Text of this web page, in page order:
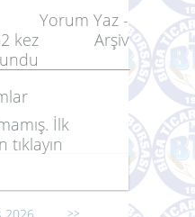
Yorum Yaz -
Arşiv
kez
İlk
tıklayın
>>